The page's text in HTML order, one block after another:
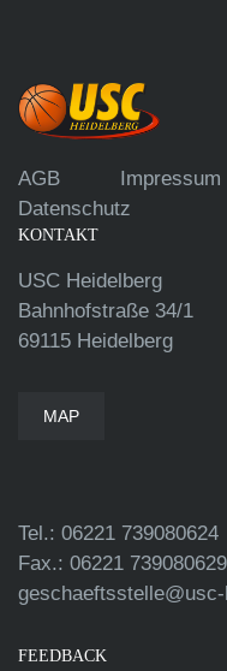
AGB Impressum
Datenschutz
KONTAKT
USC Heidelberg
Bahnhofstraße 34/1
69115 Heidelberg
MAP
Tel.: 06221 739080624
Fax.: 06221 739080629
FEEDBACK